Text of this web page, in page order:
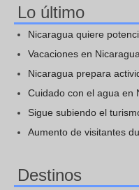
Lo último
Nicaragua quiere
Vacaciones en
Nicaragua prepara
Cuidado con el agua en
Sigue subiendo el
Aumento de visitantes
Destinos